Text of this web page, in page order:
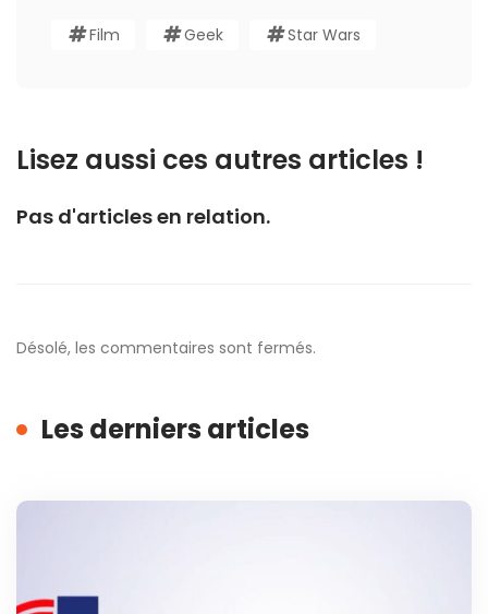
Film Geek Star Wars
Lisez aussi ces autres articles !
Pas d'articles en relation.
Désolé, les commentaires sont fermés.
Les derniers articles